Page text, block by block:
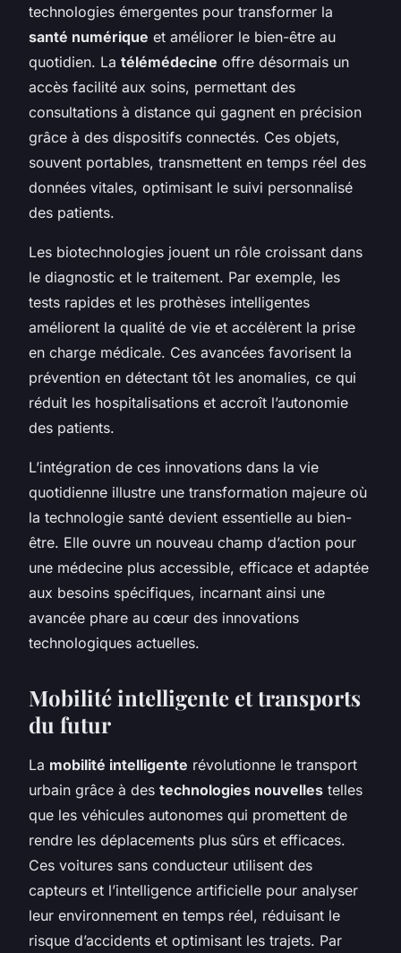
technologies émergentes pour transformer la
santé numérique et améliorer le bien-être au
quotidien. La télémédecine offre désormais un
accès facilité aux soins, permettant des
consultations à distance qui gagnent en précision
grâce à des dispositifs connectés. Ces objets,
souvent portables, transmettent en temps réel des
données vitales, optimisant le suivi personnalisé
des patients.
Les biotechnologies jouent un rôle croissant dans
le diagnostic et le traitement. Par exemple, les
tests rapides et les prothèses intelligentes
améliorent la qualité de vie et accélèrent la prise
en charge médicale. Ces avancées favorisent la
prévention en détectant tôt les anomalies, ce qui
réduit les hospitalisations et accroît l’autonomie
des patients.
L’intégration de ces innovations dans la vie
quotidienne illustre une transformation majeure où
la technologie santé devient essentielle au bien-
être. Elle ouvre un nouveau champ d’action pour
une médecine plus accessible, efficace et adaptée
aux besoins spécifiques, incarnant ainsi une
avancée phare au cœur des innovations
technologiques actuelles.
Mobilité intelligente et transports
du futur
La mobilité intelligente révolutionne le transport
urbain grâce à des technologies nouvelles telles
que les véhicules autonomes qui promettent de
rendre les déplacements plus sûrs et efficaces.
Ces voitures sans conducteur utilisent des
capteurs et l’intelligence artificielle pour analyser
leur environnement en temps réel, réduisant le
risque d’accidents et optimisant les trajets. Par